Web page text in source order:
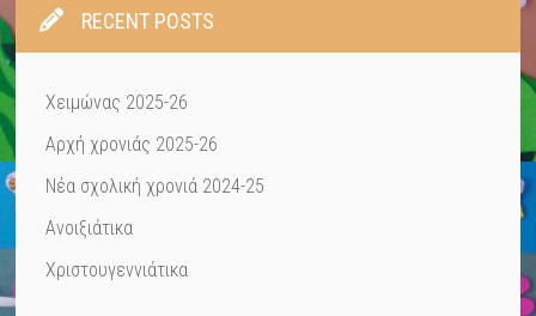
RECENT POSTS
Χειμώνας 2025-26
Αρχή χρονιάς 2025-26
Νέα σχολική χρονιά 2024-25
Ανοιξιάτικα
Χριστουγεννιάτικα